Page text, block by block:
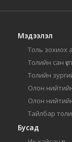
Мэдээлэл
Толь зохиох
Толийн сан
Толийн
Олон
Олон
Тайлбар
Бусад